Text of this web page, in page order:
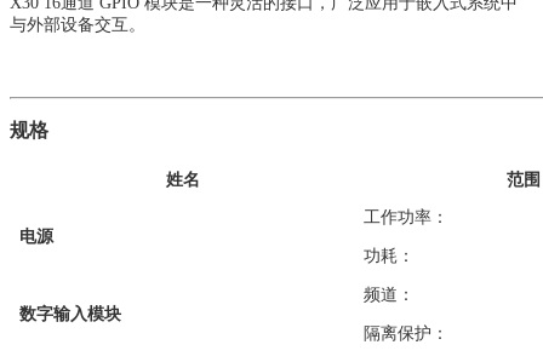
与外部设备交互。
规格
姓名 范围
电源
工作功率：
功耗：
数字输入模块
频道：
隔离保护：